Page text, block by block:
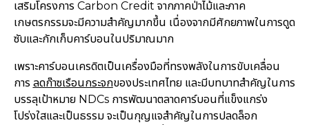
เสริมโครงการ Carbon Credit จากภาคป่าไม้และภาค
เกษตรกรรมจะมีความสำคัญมากขึ้น เนื่องจากมีศักยภาพในการดูด
ซับและกักเก็บคาร์บอนในปริมาณมาก
เพราะคาร์บอนเครดิตเป็นเครื่องมือที่ทรงพลังในการขับเคลื่อน
การ ลดก๊าซเรือนกระจกของประเทศไทย และมีบทบาทสำคัญในการ
บรรลุเป้าหมาย NDCs การพัฒนาตลาดคาร์บอนที่แข็งแกร่ง
โปร่งใสและเป็นธรรม จะเป็นกุญแจสำคัญในการปลดล็อก